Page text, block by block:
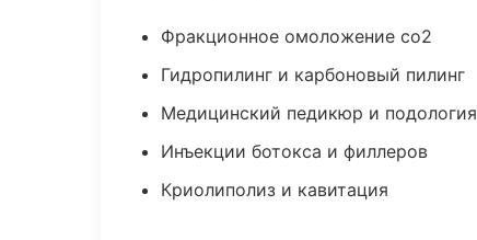
Фракционное омоложение co2
Гидропилинг и карбоновый пилинг
Медицинский педикюр и подология
Инъекции ботокса и филлеров
Криолиполиз и кавитация